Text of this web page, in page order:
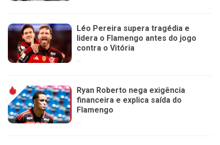
Léo Pereira supera tragédia e
lidera o Flamengo antes do jogo
contra o Vitória
...
Ryan Roberto nega exigência
financeira e explica saída do
Flamengo